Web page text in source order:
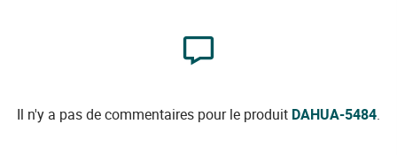
Il n'y a pas de commentaires pour le produit DAHUA-5484.